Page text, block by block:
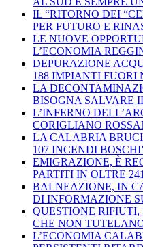
IL “RITORNO DEI
PER FUTURO E
LE NUOVE
L’ECONOMIA
DEPURAZIONE
188 IMPIANTI FUORI
LA
BISOGNA SALVARE
L’INFERNO
CORIGLIANO
LA CALABRIA
107 INCENDI
EMIGRAZIONE, È
PARTITI IN OLTRE
BALNEAZIONE, IN
DI INFORMAZIONE
QUESTIONE RIFIUTI,
CHE NON
L’ECONOMIA